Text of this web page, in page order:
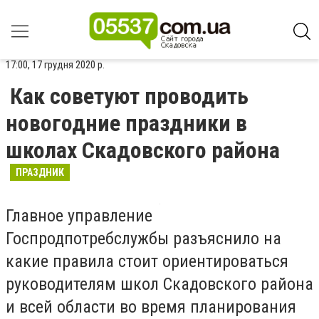
17:00, 17 грудня 2020 р.
Как советуют проводить
новогодние праздники в
школах Скадовского района
ПРАЗДНИК
Главное управление
Госпродпотребслужбы разъяснило на
какие правила стоит ориентироваться
руководителям школ Скадовского района
и всей области во время планирования